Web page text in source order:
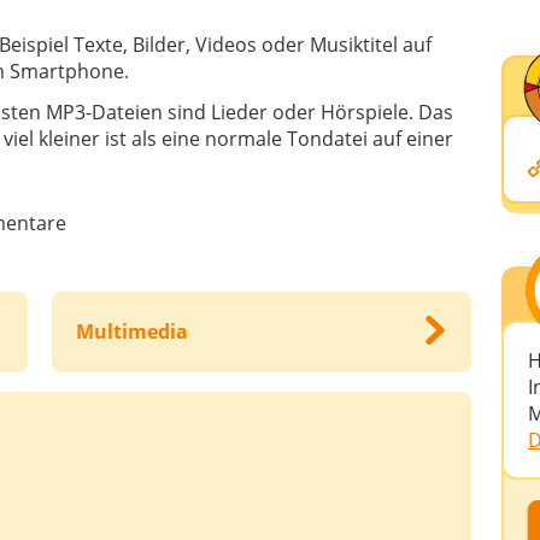
Texte, Bilder, Videos oder Musiktitel auf
Smartphone.
MP3-Dateien sind Lieder oder Hörspiele. Das
kleiner ist als eine normale Tondatei auf einer
Multimedia